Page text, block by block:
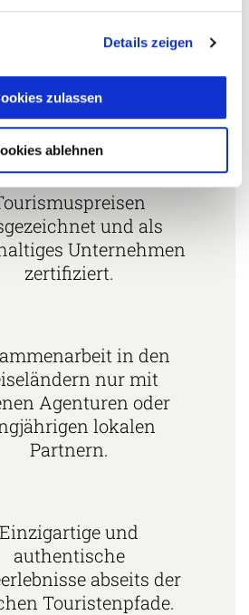
Details zeigen
zulassen
ablehnen
Beratung durch
vielgereiste
Mehrfach mit
und als
Unternehmen
zertifiziert.
in den
nur mit
Agenturen oder
lokalen
Partnern.
Einzigartige und
authentische
abseits der
Touristenpfade.